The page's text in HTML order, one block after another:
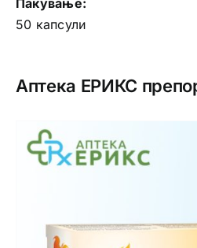
Пакување:
50 капсули
Аптека ЕРИКС